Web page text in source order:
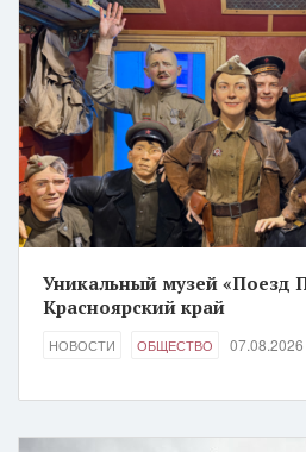
Уникальный музей «Поезд
Красноярский край
НОВОСТИ ОБЩЕСТВО 07.08.2026